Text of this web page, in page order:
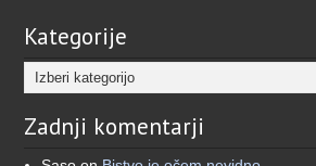
View on Facebook
5 months ago
🌙 To ni doktrina. Je model.
Kategorije
Kategorije
Zadnji komentarji